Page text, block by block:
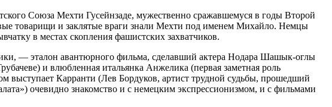
Союза Мехти Гусейнзаде, мужественно сражавшемуся в годы Второй
товарищи и заклятые враги знали Мехти под именем Михайло. Немцы
в местах скопления фашистских захватчиков.
— эталон авантюрного фильма, сделавший актера Нодара Шашык-оглы
и влюбленная итальянка Анжелика (первая заметная роль
Карранти (Лев Бордуков, артист трудной судьбы, прошедший
очевидно знакомство и с немецким экспрессионизмом, и с фильмами